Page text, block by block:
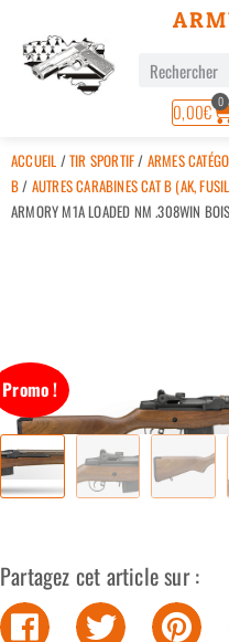
0,00€ 0
ACCUEIL /TIR SPORTIF/ ARMES
B/ AUTRES CARABINES CAT B (AK,
ARMORY M1A LOADED NM .308WIN
Promo !
Partagez cet article sur :